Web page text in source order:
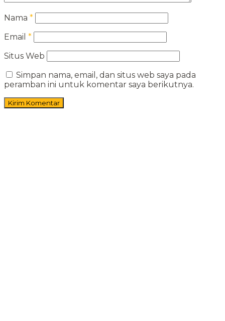
Nama *
Email *
Situs Web
Simpan nama, email, dan situs web saya pada
peramban ini untuk komentar saya berikutnya.